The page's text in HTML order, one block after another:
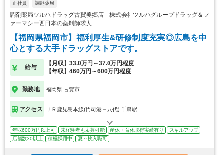
正社員 調剤薬局
調剤薬局ツルハドラッグ古賀美郷店 株式会社ツルハグループドラッグ＆フ
ァーマシー西日本の薬剤師求人
【福岡県福岡市】福利厚生&研修制度充実◎広島を中
心とする大手ドラッグストアです。
給与
【月収】33.0万円～37.0万円程度
【年収】460万円～600万円程度
勤務地 福岡県 古賀市
アクセス ＪＲ鹿児島本線(門司港－八代) 千鳥駅
年収600万円以上可 未経験者も応募可能 産休・育休取得実績有り
スキルアップ
店舗数30以上
積極採用中 夏～秋入職可